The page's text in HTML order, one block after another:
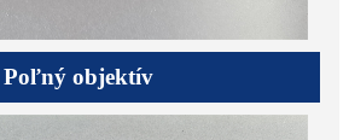
Poľný objektív